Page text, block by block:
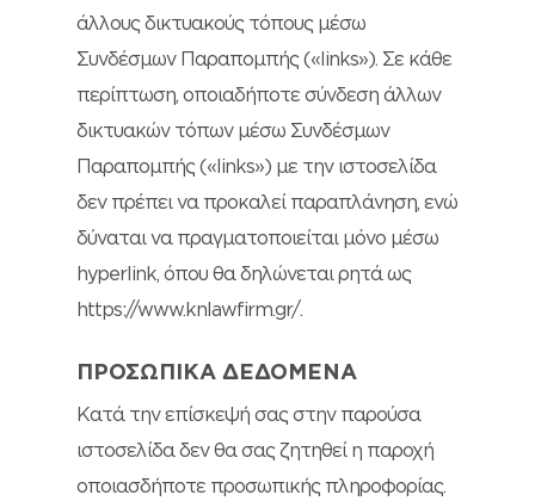
άλλους δικτυακούς τόπους μέσω
Συνδέσμων Παραπομπής («links»). Σε κάθε
περίπτωση, οποιαδήποτε σύνδεση άλλων
δικτυακών τόπων μέσω Συνδέσμων
Παραπομπής («links») με την ιστοσελίδα
δεν πρέπει να προκαλεί παραπλάνηση, ενώ
δύναται να πραγματοποιείται μόνο μέσω
hyperlink, όπου θα δηλώνεται ρητά ως
https://www.knlawfirm.gr/.
ΠΡΟΣΩΠΙΚΑ ΔΕΔΟΜΕΝΑ
Κατά την επίσκεψή σας στην παρούσα
ιστοσελίδα δεν θα σας ζητηθεί η παροχή
οποιασδήποτε προσωπικής πληροφορίας.